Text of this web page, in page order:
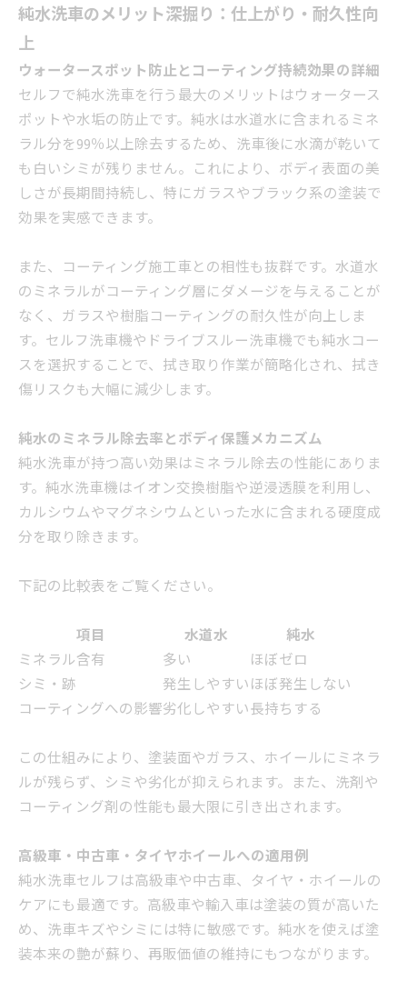
純水洗車のメリット深掘り：仕上がり・耐久性向
上
ウォータースポット防止とコーティング持続効果の詳細
セルフで純水洗車を行う最大のメリットはウォータース
ポットや水垢の防止です。純水は水道水に含まれるミネ
ラル分を99％以上除去するため、洗車後に水滴が乾いて
も白いシミが残りません。これにより、ボディ表面の美
しさが長期間持続し、特にガラスやブラック系の塗装で
効果を実感できます。
また、コーティング施工車との相性も抜群です。水道水
のミネラルがコーティング層にダメージを与えることが
なく、ガラスや樹脂コーティングの耐久性が向上しま
す。セルフ洗車機やドライブスルー洗車機でも純水コー
スを選択することで、拭き取り作業が簡略化され、拭き
傷リスクも大幅に減少します。
純水のミネラル除去率とボディ保護メカニズム
純水洗車が持つ高い効果はミネラル除去の性能にありま
す。純水洗車機はイオン交換樹脂や逆浸透膜を利用し、
カルシウムやマグネシウムといった水に含まれる硬度成
分を取り除きます。
下記の比較表をご覧ください。
項目 水道水
純水
ミネラル含有
多い
ほぼゼロ
シミ・跡
発生しやすいほぼ発生しない
コーティングへの影響劣化しやすい長持ちする
この仕組みにより、塗装面やガラス、ホイールにミネラ
ルが残らず、シミや劣化が抑えられます。また、洗剤や
コーティング剤の性能も最大限に引き出されます。
高級車・中古車・タイヤホイールへの適用例
純水洗車セルフは高級車や中古車、タイヤ・ホイールの
ケアにも最適です。高級車や輸入車は塗装の質が高いた
め、洗車キズやシミには特に敏感です。純水を使えば塗
装本来の艶が蘇り、再販価値の維持にもつながります。